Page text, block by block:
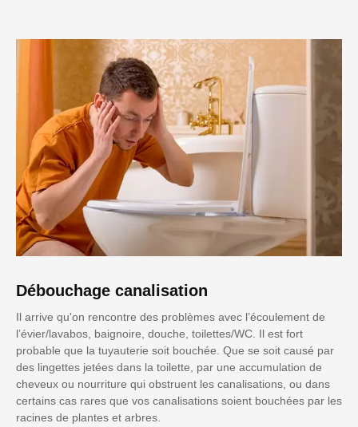
Débouchage canalisation
Il arrive qu'on rencontre des problèmes avec l’écoulement de
l’évier/lavabos, baignoire, douche, toilettes/WC. Il est fort
probable que la tuyauterie soit bouchée. Que se soit causé par
des lingettes jetées dans la toilette, par une accumulation de
cheveux ou nourriture qui obstruent les canalisations, ou dans
certains cas rares que vos canalisations soient bouchées par les
racines de plantes et arbres.